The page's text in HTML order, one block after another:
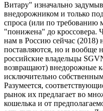
Витару" изначально
внедорожником и только
спроса (или по требованию
"понижена" до кроссовера.
нам в Россию сейчас (2018)
поставляются, но и вообще
российские владельцы
возвращают) внедорожные
исключительно
Разумеется,
рынок их предлагает во
кошелька и от